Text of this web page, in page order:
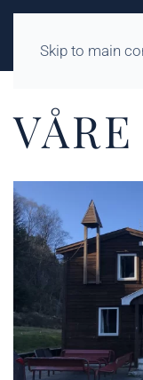
Skip to main
På hovedhytta